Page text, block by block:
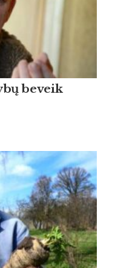
beveik